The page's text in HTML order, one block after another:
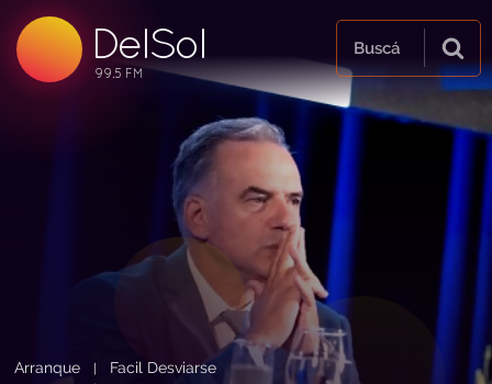
DelSol
99.5 FM
99.5 FM
99.5 FM
Buscá
Arranque Facil Desviarse